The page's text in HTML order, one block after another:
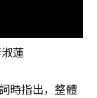
蓮
時指出，整體